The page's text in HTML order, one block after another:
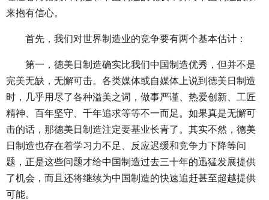
来抱有信心。
首先，我们对世界制造业的竞争要有两个基本估计：
第一，德美日制造确实比我们中国制造优秀，但并不是
完美无缺，无懈可击。各类媒体或自媒体上说到德美日制造
时，几乎用尽了各种溢美之词，做事严谨、热爱创新、工匠
精神、百年坚守、千年追求等等不一而足。如果真是无懈可
击的话，那德美日制造注定要基业长青了。其实不然，德美
日制造也存在着学习力不足、反应迟缓和竞争力下降等问
题，正是这些问题才给中国制造过去三十年的迅猛发展提供
了机会，而且还将继续为中国制造的快速追赶甚至超越提供
可能。